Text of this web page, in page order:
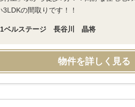
3LDKの間取りです！！
ベルステージ 長谷川 晶将
物件を詳しく見る